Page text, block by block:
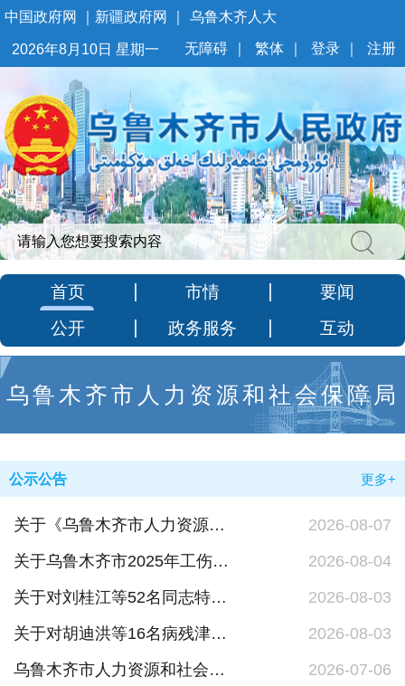
中国政府网 新疆政府网 乌鲁木齐人大
2026年8月10日 星期一 无障碍 繁体 登录 注册
首页 市情
要闻
公开
政务服务 互动
乌鲁木齐市人力资源和社会保障局
公示公告 更多+
关于《乌鲁木齐市人力资源和社会保障事业发展“十五五”规划（征求意见稿）》公开征求意见结果的公示
2026-08-07
关于乌鲁木齐市2025年工伤预防项目实施情况及工伤预防费使用情况的公示
2026-08-04
关于对刘桂江等52名同志特殊工种提前退休审核结果的公示
2026-08-03
关于对胡迪洪等16名病残津贴申领人员领取资格的初审公示
2026-08-03
乌鲁木齐市人力资源和社会保障局政府信息公开指南
2026-07-06